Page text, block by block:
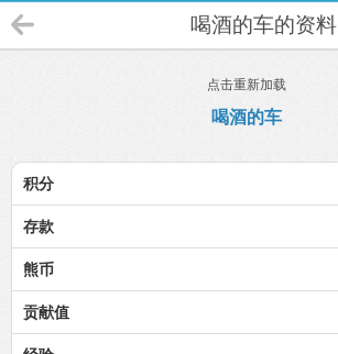
喝酒的车的资料
点击重新加载
喝酒的车
积分
存款
熊币
贡献值